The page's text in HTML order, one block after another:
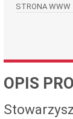
STRONA WWW
OPIS